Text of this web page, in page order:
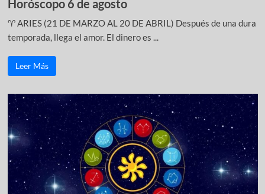
Horóscopo 6 de agosto
♈ ARIES (21 DE MARZO AL 20 DE ABRIL) Después de una dura
temporada, llega el amor. El dinero es ...
Leer Más